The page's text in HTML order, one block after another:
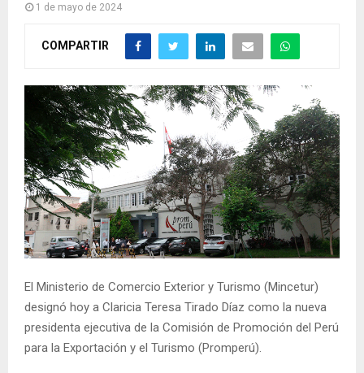
1 de mayo de 2024
COMPARTIR
El Ministerio de Comercio Exterior y Turismo (Mincetur)
designó hoy a Claricia Teresa Tirado Díaz como la nueva
presidenta ejecutiva de la Comisión de Promoción del Perú
para la Exportación y el Turismo (Promperú).